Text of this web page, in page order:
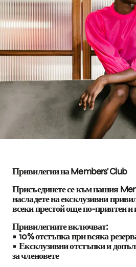
Привилегии на Members' Club
Присъединете се към нашия
насладете на ексклузивни
всеки престой още по-приятен и
Привилегиите включват:
• 10% отстъпка при всяка
• Ексклузивни отстъпки и
за членовете